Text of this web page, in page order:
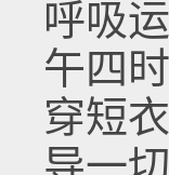
呼吸
午四
穿短